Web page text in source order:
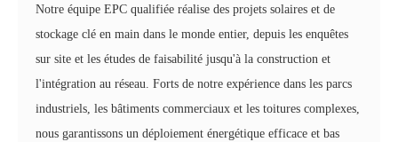
Notre équipe EPC qualifiée réalise des projets solaires et de
stockage clé en main dans le monde entier, depuis les enquêtes
sur site et les études de faisabilité jusqu'à la construction et
l'intégration au réseau. Forts de notre expérience dans les parcs
industriels, les bâtiments commerciaux et les toitures complexes,
nous garantissons un déploiement énergétique efficace et bas